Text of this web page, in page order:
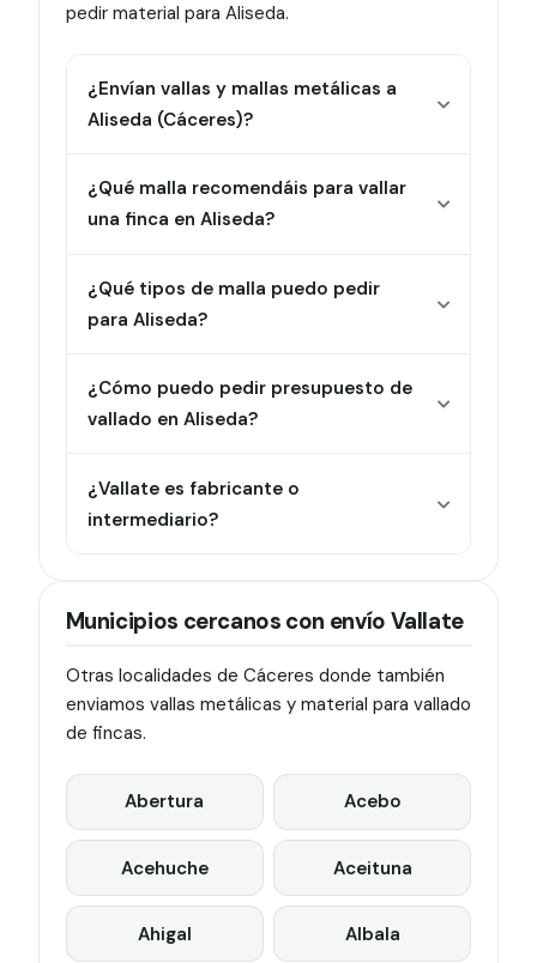
pedir material para Aliseda.
¿Envían vallas y mallas metálicas a
Aliseda (Cáceres)?
¿Qué malla recomendáis para vallar
una finca en Aliseda?
¿Qué tipos de malla puedo pedir
para Aliseda?
¿Cómo puedo pedir presupuesto de
vallado en Aliseda?
¿Vallate es fabricante o
intermediario?
Municipios cercanos con envío Vallate
Otras localidades de Cáceres donde también
enviamos vallas metálicas y material para vallado
de fincas.
Abertura Acebo
Acehuche Aceituna
Ahigal Albala